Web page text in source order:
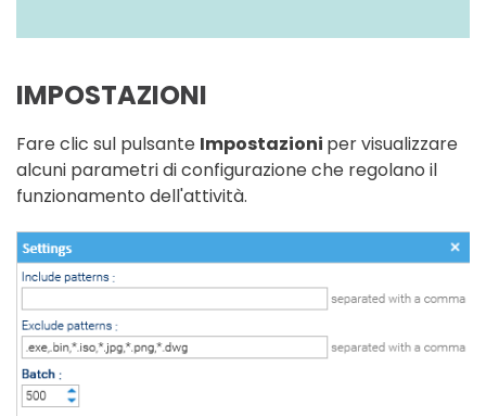
IMPOSTAZIONI
Fare clic sul pulsante Impostazioni per visualizzare
alcuni parametri di configurazione che regolano il
funzionamento dell'attività.